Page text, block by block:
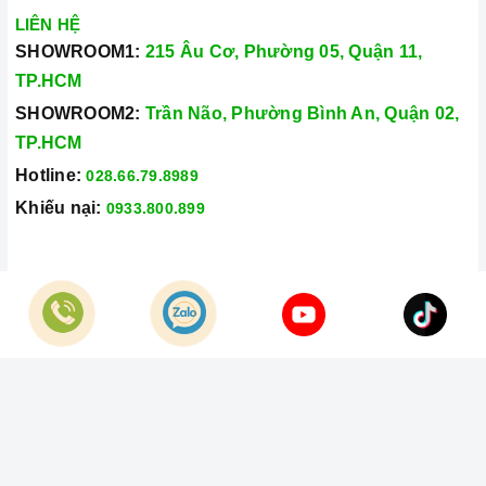
Trung tâm lắp đặt, bảo trì, sửa chữa thiết bị nhà bếp
LIÊN HỆ
SHOWROOM1: 215 Âu Cơ, Phường 05, Quận 11,
TP.HCM
SHOWROOM2: Trần Não, Phường Bình An, Quận 02,
TP.HCM
Hotline: 028.66.79.8989
Khiếu nại: 0933.800.899
© Bản quyền thuộc vềCông Ty TNHH Home Best Việt Nam
Cung cấp bởi
Sapo